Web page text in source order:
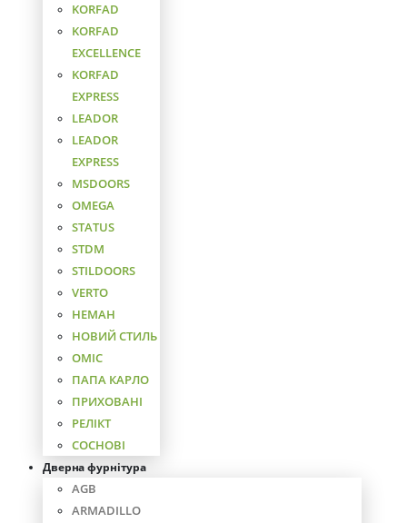
KORFAD
KORFAD
EXCELLENCE
KORFAD
EXPRESS
LEADOR
LEADOR
EXPRESS
MSDOORS
OMEGA
STATUS
STDM
STILDOORS
VERTO
НЕМАН
НОВИЙ СТИЛЬ
ОМІС
ПАПА КАРЛО
ПРИХОВАНІ
РЕЛІКТ
СОСНОВІ
Дверна фурнітура
AGB
ARMADILLO